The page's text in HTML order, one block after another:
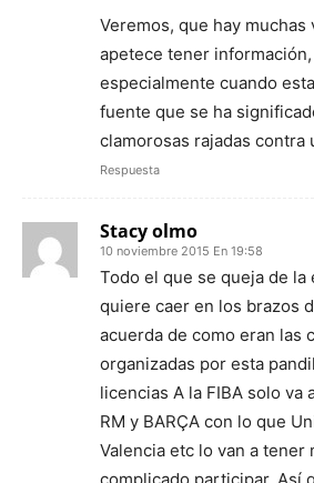
Veremos, que hay muchas
apetece tener
especialmente cuando
fuente que se ha
clamorosas rajadas contra
Respuesta
Stacy olmo
10 noviembre 2015 En 19:58
Todo el que se queja de la
quiere caer en los brazos
acuerda de como eran las
organizadas por esta
licencias A la FIBA solo va
RM y BARÇA con lo que
Valencia etc lo van a tener